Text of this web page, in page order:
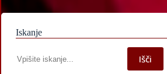
Iskanje
po
Išči